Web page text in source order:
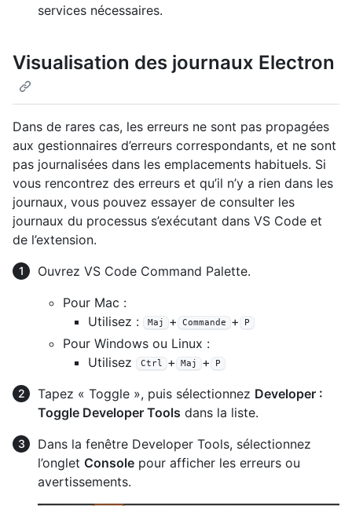
services nécessaires.
Visualisation des journaux Electron
Dans de rares cas, les erreurs ne sont pas propagées
aux gestionnaires d’erreurs correspondants, et ne sont
pas journalisées dans les emplacements habituels. Si
vous rencontrez des erreurs et qu’il n’y a rien dans les
journaux, vous pouvez essayer de consulter les
journaux du processus s’exécutant dans VS Code et
de l’extension.
Ouvrez VS Code Command Palette.
Pour Mac :
Utilisez :
Maj + Commande + P
Pour Windows ou Linux :
Utilisez
Ctrl + Maj + P
Tapez « Toggle », puis sélectionnez Developer :
Toggle Developer Tools dans la liste.
Dans la fenêtre Developer Tools, sélectionnez
l’onglet Console pour afficher les erreurs ou
avertissements.